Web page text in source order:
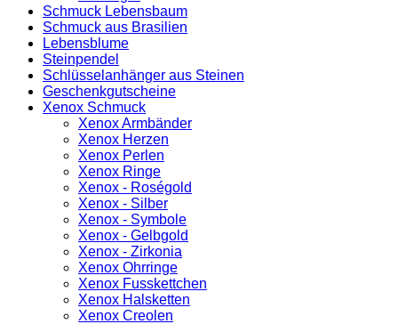
Schmuck Lebensbaum
Schmuck aus Brasilien
Lebensblume
Steinpendel
Schlüsselanhänger aus Steinen
Geschenkgutscheine
Xenox Schmuck
Xenox Armbänder
Xenox Herzen
Xenox Perlen
Xenox Ringe
Xenox - Roségold
Xenox - Silber
Xenox - Symbole
Xenox - Gelbgold
Xenox - Zirkonia
Xenox Ohrringe
Xenox Fusskettchen
Xenox Halsketten
Xenox Creolen